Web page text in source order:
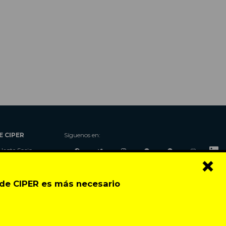
CIPER es más necesario
×
CIPER
Socio
Contacto
Síguenos en: